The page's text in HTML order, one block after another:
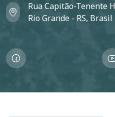
Rua Capitão-Tenente
Rio Grande - RS, Brasil